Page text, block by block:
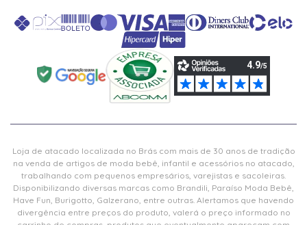
Loja de atacado localizada no Brás com mais de 30 anos de tradição
na venda de artigos de moda bebê, infantil e acessórios no atacado,
trabalhando com pequenos empresários, varejistas e sacoleiras.
Disponibilizando diversas marcas como Brandili, Paraíso Moda Bebê,
Have Fun, Burigotto, Galzerano, entre outras. Alertamos que havendo
divergência entre preços do produto, valerá o preço informado no